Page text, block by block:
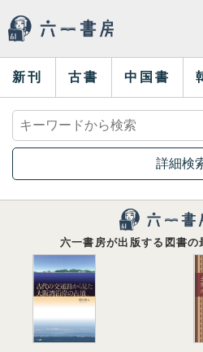
新刊 古書 中国書
詳細検
六一書房が出版する図書の